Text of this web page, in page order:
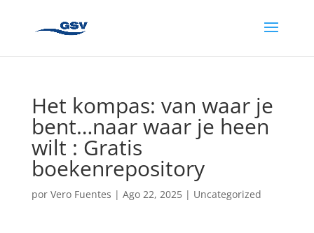
Het kompas: van waar je
bent…naar waar je heen
wilt : Gratis
boekenrepository
por Vero Fuentes | Ago 22, 2025| Uncategorized